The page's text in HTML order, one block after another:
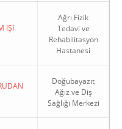
İŞİ
Ağrı Fizik
Tedavi ve
Rehabilitasyon
Hastanesi
Doğubayazıt
Ağız ve Diş
Sağlığı Merkezi